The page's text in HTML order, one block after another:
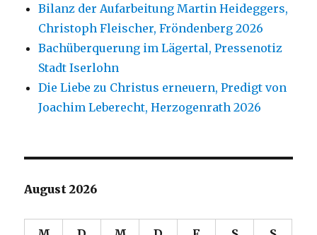
Bilanz der Aufarbeitung Martin Heideggers,
Christoph Fleischer, Fröndenberg 2026
Bachüberquerung im Lägertal, Pressenotiz
Stadt Iserlohn
Die Liebe zu Christus erneuern, Predigt von
Joachim Leberecht, Herzogenrath 2026
August 2026